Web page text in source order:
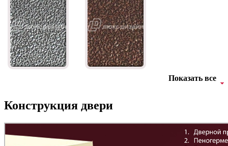
Показать все
Конструкция двери